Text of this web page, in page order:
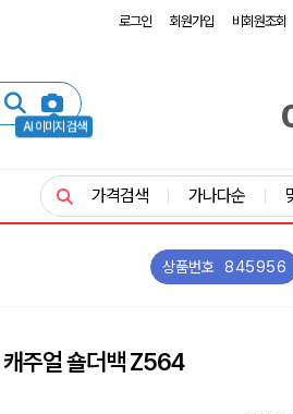
로그인 회원가입 비회원조회
AI 이미지 검색
가격검색 가나다순
상품번호 845956
캐주얼 숄더백 Z564